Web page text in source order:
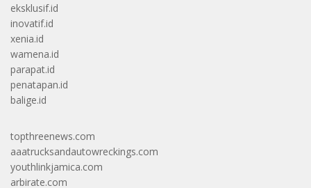
eksklusif.id
inovatif.id
xenia.id
wamena.id
parapat.id
penatapan.id
balige.id
topthreenews.com
aaatrucksandautowreckings.com
youthlinkjamica.com
arbirate.com